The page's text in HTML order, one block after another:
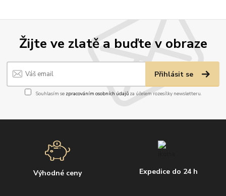
Žijte ve zlatě a buďte v obraze
Přihlásit se
Souhlasím se zpracováním osobních údajůza účelem rozesílky newsletteru.
Výhodné ceny Expedice do 24 h